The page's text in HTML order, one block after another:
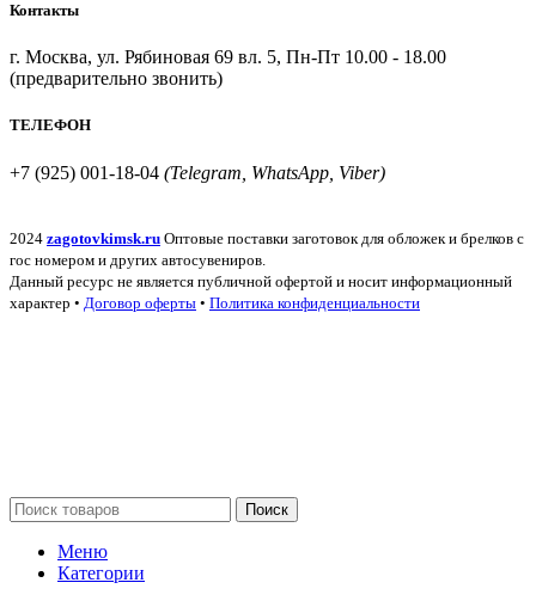
Контакты
г. Москва, ул. Рябиновая 69 вл. 5, Пн-Пт 10.00 - 18.00
(предварительно звонить)
ТЕЛЕФОН
+7 (925) 001-18-04 (Telegram, WhatsApp, Viber)
2024 zagotovkimsk.ru Оптовые поставки заготовок для обложек и брелков с
гос номером и других автосувениров.
Данный ресурс не является публичной офертой и носит информационный
характер • Договор оферты • Политика конфиденциальности
Поиск
Меню
Категории